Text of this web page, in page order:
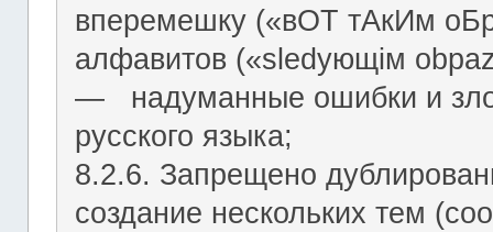
вперемешку («вОТ тАкИм
алфавитов («slеdующiм
― надуманные ошибки и
русского языка;
8.2.6. Запрещено
создание нескольких тем